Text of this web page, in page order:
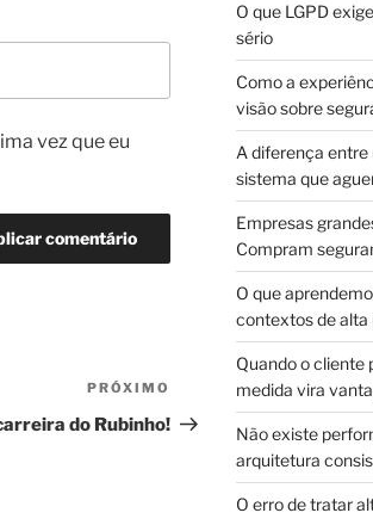
vez que eu
Próximo
post
PRÓXIMO
do Rubinho!
O que LGPD
sério
Como a
visão sobre
A diferença
sistema que
Empresas
Compram
O que
contextos de alta
Quando o cliente
medida vira
Não existe
arquitetura
O erro de tratar